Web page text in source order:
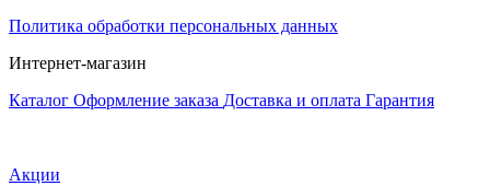
Политика обработки персональных данных
Интернет-магазин
Каталог Оформление заказа Доставка и оплата Гарантия
Акции